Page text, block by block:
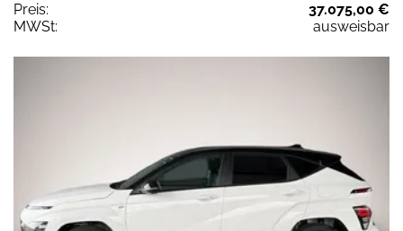
Preis:
37.075,00 €
MWSt:
ausweisbar